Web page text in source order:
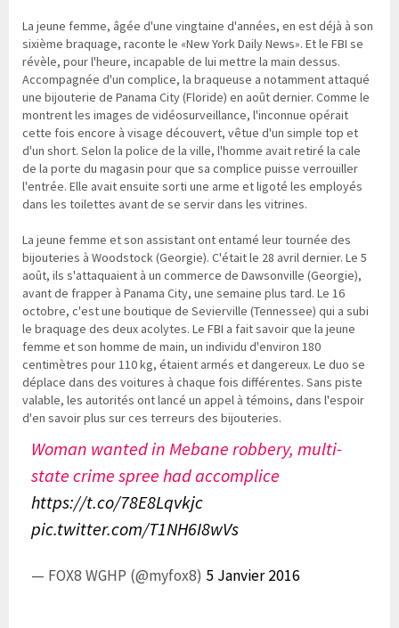
La jeune femme, âgée d'une vingtaine d'années, en est déjà à son
sixième braquage, raconte le «New York Daily News». Et le FBI se
révèle, pour l'heure, incapable de lui mettre la main dessus.
Accompagnée d'un complice, la braqueuse a notamment attaqué
une bijouterie de Panama City (Floride) en août dernier. Comme le
montrent les images de vidéosurveillance, l'inconnue opérait
cette fois encore à visage découvert, vêtue d'un simple top et
d'un short. Selon la police de la ville, l'homme avait retiré la cale
de la porte du magasin pour que sa complice puisse verrouiller
l'entrée. Elle avait ensuite sorti une arme et ligoté les employés
dans les toilettes avant de se servir dans les vitrines.
La jeune femme et son assistant ont entamé leur tournée des
bijouteries à Woodstock (Georgie). C'était le 28 avril dernier. Le 5
août, ils s'attaquaient à un commerce de Dawsonville (Georgie),
avant de frapper à Panama City, une semaine plus tard. Le 16
octobre, c'est une boutique de Sevierville (Tennessee) qui a subi
le braquage des deux acolytes. Le FBI a fait savoir que la jeune
femme et son homme de main, un individu d'environ 180
centimètres pour 110 kg, étaient armés et dangereux. Le duo se
déplace dans des voitures à chaque fois différentes. Sans piste
valable, les autorités ont lancé un appel à témoins, dans l'espoir
d'en savoir plus sur ces terreurs des bijouteries.
Woman wanted in Mebane robbery, multi-
state crime spree had accomplice
https://t.co/78E8Lqvkjc
pic.twitter.com/T1NH6I8wVs
— FOX8 WGHP (@myfox8) 5 Janvier 2016